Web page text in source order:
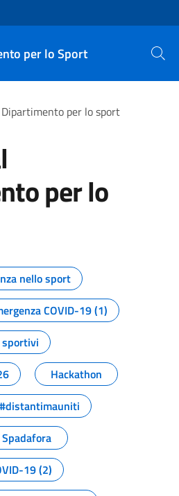
per lo Sport Cerca
per lo sport
per lo
della pagina
nello sport
COVID-19 (1)
Hackathon
#distantimauniti
Spadafora
19 (2)